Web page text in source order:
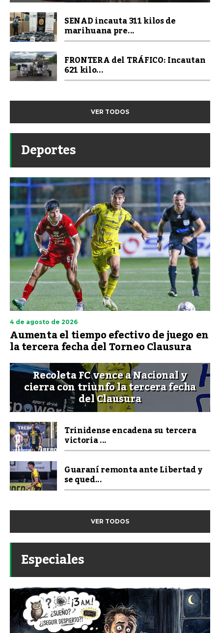
SENAD incauta 311 kilos de
marihuana pre...
FRONTERA del TRÁFICO: Incautan
621 kilo...
VER TODOS
Deportes
4 de agosto de 2026
Aumenta el tiempo efectivo de juego en
la tercera fecha del Torneo Clausura
Recoleta FC vence a Nacional y
cierra con triunfo la tercera fecha
del Clausura
Trinidense encadena su tercera
victoria ...
Guaraní remonta ante Libertad y
se qued...
VER TODOS
Especiales